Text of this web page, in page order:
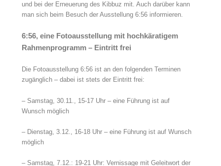
und bei der Erneuerung des Kibbuz mit. Auch darüber kann
man sich beim Besuch der Ausstellung 6:56 informieren.
6:56, eine Fotoausstellung mit hochkäratigem
Rahmenprogramm – Eintritt frei
Die Fotoausstellung 6:56 ist an den folgenden Terminen
zugänglich – dabei ist stets der Eintritt frei:
– Samstag, 30.11., 15-17 Uhr – eine Führung ist auf
Wunsch möglich
– Dienstag, 3.12., 16-18 Uhr – eine Führung ist auf Wunsch
möglich
– Samstag, 7.12.: 19-21 Uhr: Vernissage mit Geleitwort der